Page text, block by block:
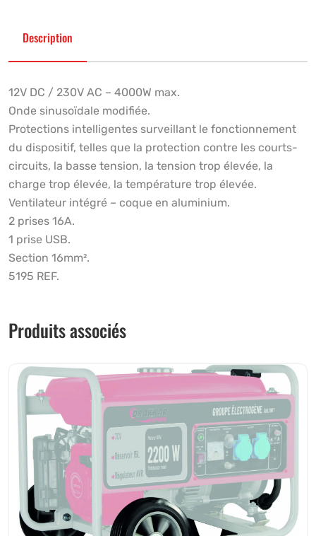
Description
12V DC / 230V AC – 4000W max.
Onde sinusoïdale modifiée.
Protections intelligentes surveillant le fonctionnement
du dispositif, telles que la protection contre les courts-
circuits, la basse tension, la tension trop élevée, la
charge trop élevée, la température trop élevée.
Ventilateur intégré – coque en aluminium.
2 prises 16A.
1 prise USB.
Section 16mm².
5195 REF.
Produits associés